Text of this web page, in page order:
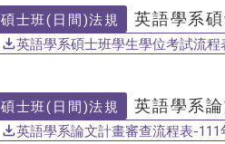
碩士班(日間)法規 英語學系
英語學系碩士班學生學位考試流
碩士班(日間)法規 英語學系
英語學系論文計畫審查流程表-111